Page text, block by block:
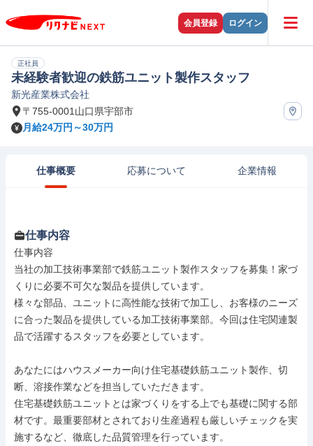
会員登録 ログイン
正社員
未経験者歓迎の鉄筋ユニット製作スタッフ
新光産業株式会社
〒755-0001山口県宇部市
月給24万円～30万円
仕事概要 応募について 企業情報
仕事内容
仕事内容
当社の加工技術事業部で鉄筋ユニット製作スタッフを募集！家づ
くりに必要不可欠な製品を提供しています。
様々な部品、ユニットに高性能な技術で加工し、お客様のニーズ
に合った製品を提供している加工技術事業部。今回は住宅関連製
品で活躍するスタッフを必要としています。
あなたにはハウスメーカー向け住宅基礎鉄筋ユニット製作、切
断、溶接作業などを担当していただきます。
住宅基礎鉄筋ユニットとは家づくりをする上でも基礎に関する部
材です。最重要部材とされており生産過程も厳しいチェックを実
施するなど、徹底した品質管理を行っています。